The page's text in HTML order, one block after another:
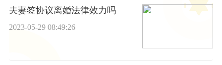
夫妻签协议离婚法律效力吗
2023-05-29 08:49:26